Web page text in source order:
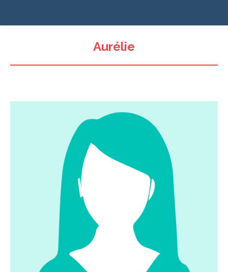
Aurélie